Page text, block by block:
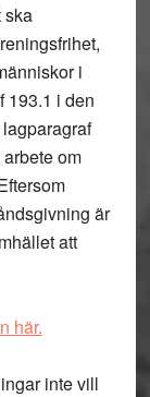
ska
i
193.1 i den
om
är
att
här.
inte vill